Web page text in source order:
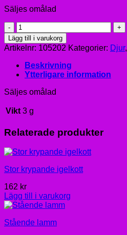
Säljes omålad
Liggande
lamm
mängd
Lägg till i varukorg
Artikelnr: 105202 Kategorier: Djur,
Beskrivning
Ytterligare information
Säljes omålad
Vikt 3 g
Relaterade produkter
Stor krypande igelkott
162 kr
Lägg till i varukorg
Stående lamm